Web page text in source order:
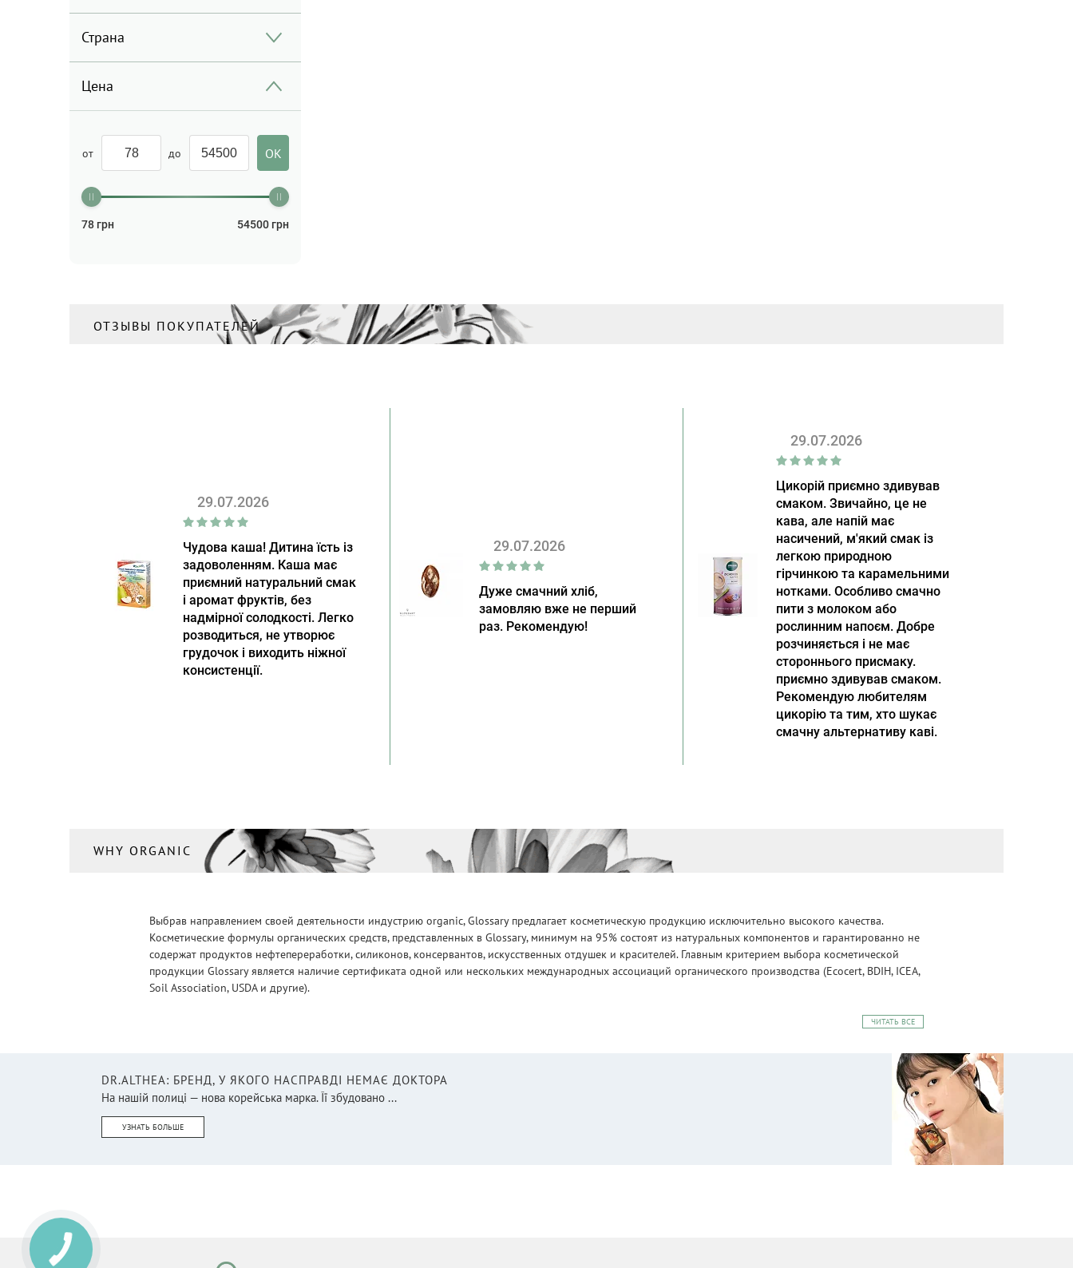
(5)
Уход за руками(1)
Страна
Цена
от до
78 грн 54500 грн
ОТЗЫВЫ ПОКУПАТЕЛЕЙ
29.07.2026
Чудова каша! Дитина їсть із
задоволенням. Каша має
приємний натуральний смак
і аромат фруктів, без
надмірної солодкості. Легко
розводиться, не утворює
грудочок і виходить ніжної
консистенції.
29.07.2026
Дуже смачний хліб,
замовляю вже не перший
раз. Рекомендую!
29.07.2026
Цикорій приємно здивував
смаком. Звичайно, це не
кава, але напій має
насичений, м'який смак із
легкою природною
гірчинкою та карамельними
нотками. Особливо смачно
пити з молоком або
рослинним напоєм. Добре
розчиняється і не має
стороннього присмаку.
приємно здивував смаком.
Рекомендую любителям
цикорію та тим, хто шукає
смачну альтернативу каві.
WHY ORGANIC
Выбрав направлением своей деятельности индустрию organic, Glossary предлагает косметическую продукцию исключительно высокого качества.
Косметические формулы органических средств, представленных в Glossary, минимум на 95% состоят из натуральных компонентов и гарантированно не
содержат продуктов нефтепереработки, силиконов, консервантов, искусственных отдушек и красителей. Главным критерием выбора косметической
продукции Glossary является наличие сертификата одной или нескольких международных ассоциаций органического производства (Ecocert, BDIH, ICEA,
Soil Association, USDA и другие).
ЧИТАТЬ ВСЕ
DR.ALTHEA: БРЕНД, У ЯКОГО НАСПРАВДІ НЕМАЄ ДОКТОРА
На нашій полиці — нова корейська марка. Її збудовано ...
УЗНАТЬ БОЛЬШЕ